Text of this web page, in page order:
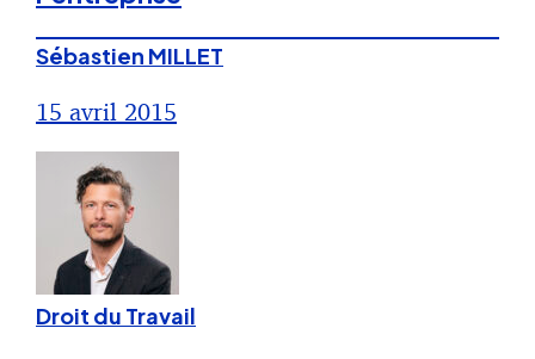
Sébastien MILLET
15 avril 2015
Droit du Travail